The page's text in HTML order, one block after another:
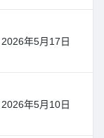
年5月17日
年5月10日